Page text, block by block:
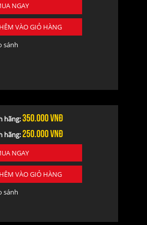
NGAY
VÀO GIỎ HÀNG
sánh
hãng:350.000vnđ
hãng:250.000vnđ
NGAY
VÀO GIỎ HÀNG
sánh